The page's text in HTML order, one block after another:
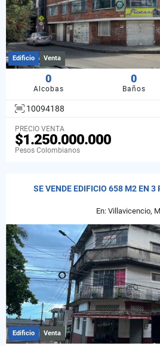
Edificio Venta
0
Alcobas
0
Baños
10094188
PRECIO VENTA
$1.250.000.000
Pesos Colombianos
SE VENDE EDIFICIO 658 M2 EN 3
En: Villavicencio,
Edificio Venta